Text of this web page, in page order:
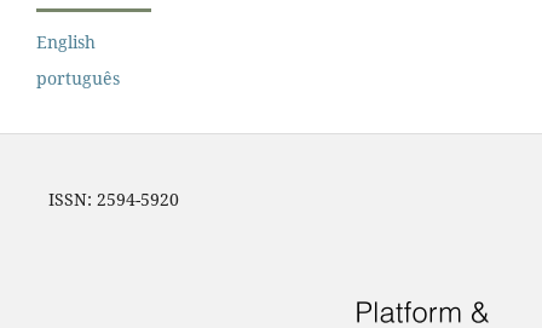
English
português
ISSN: 2594-5920